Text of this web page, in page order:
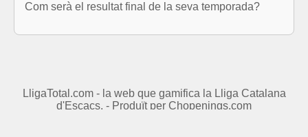
Com serà el resultat final de la seva temporada?
LligaTotal.com - la web que gamifica la Lliga Catalana
d'Escacs. - Produït per Chopenings.com